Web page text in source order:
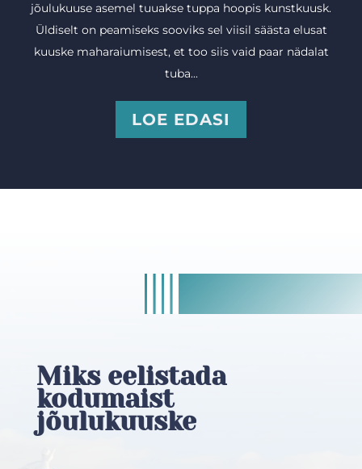
jõulukuuse asemel tuuakse tuppa hoopis kunstkuusk.
Üldiselt on peamiseks sooviks sel viisil säästa elusat
kuuske maharaiumisest, et too siis vaid paar nädalat
tuba...
LOE EDASI
Miks eelistada
kodumaist
jõulukuuske